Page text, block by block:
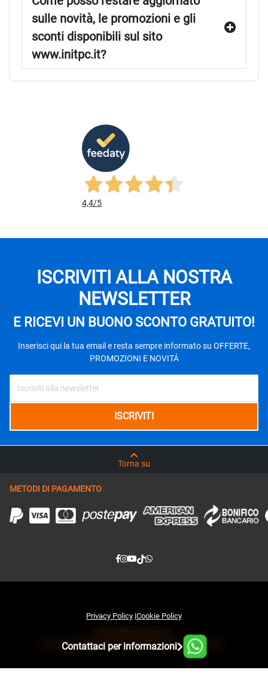
sulle novità, le promozioni e gli
sconti disponibili sul sito
www.initpc.it?
4,4/5
ISCRIVITI ALLA NOSTRA
NEWSLETTER
E RICEVI UN BUONO SCONTO GRATUITO!
Inserisci qui la tua email e resta sempre informato su OFFERTE,
PROMOZIONI E NOVITÁ
Torna su
METODI DI PAGAMENTO
Privacy Policy |Cookie Policy
© 2026 @tnsolutions.it
Sito e infrastruttura IT sviluppati da www.tnsolutions.it
Contattaci per informazioni